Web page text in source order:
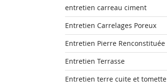
entretien carreau ciment
Entretien Carrelages Poreux
Entretien Pierre Renconstituée
Entretien Terrasse
Entretien terre cuite et tomette